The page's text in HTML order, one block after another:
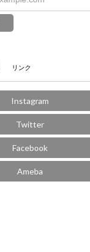
リンク
Instagram
Twitter
Facebook
Ameba